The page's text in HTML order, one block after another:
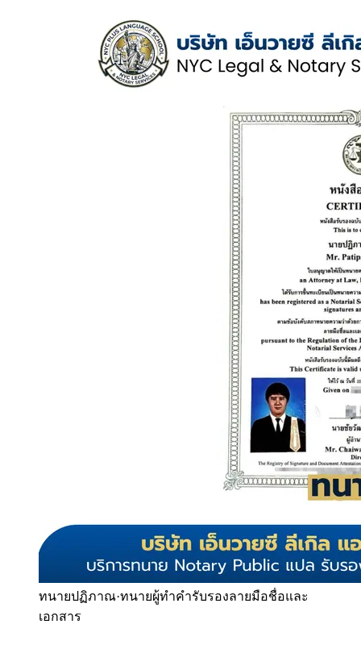
ทนายปฏิภาณ·ทนายผู้ทำคำรับรองลายมือชื่อและ
เอกสาร